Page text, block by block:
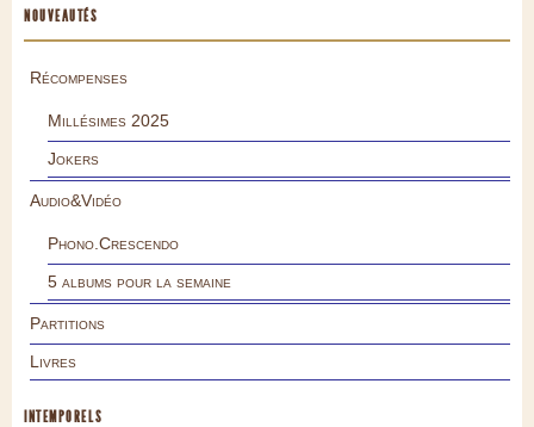
NOUVEAUTÉS
Récompenses
Millésimes 2025
Jokers
Audio&Vidéo
Phono.Crescendo
5 albums pour la semaine
Partitions
Livres
INTEMPORELS